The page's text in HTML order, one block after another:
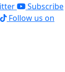
Subscribe
Follow us on